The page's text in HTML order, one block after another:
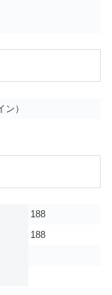
）
188
188